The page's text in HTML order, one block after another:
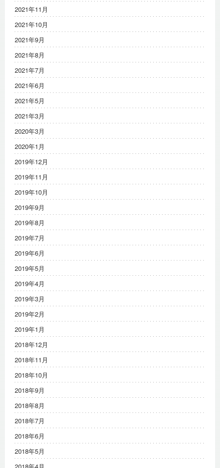
2021年11月
2021年10月
2021年9月
2021年8月
2021年7月
2021年6月
2021年5月
2021年3月
2020年3月
2020年1月
2019年12月
2019年11月
2019年10月
2019年9月
2019年8月
2019年7月
2019年6月
2019年5月
2019年4月
2019年3月
2019年2月
2019年1月
2018年12月
2018年11月
2018年10月
2018年9月
2018年8月
2018年7月
2018年6月
2018年5月